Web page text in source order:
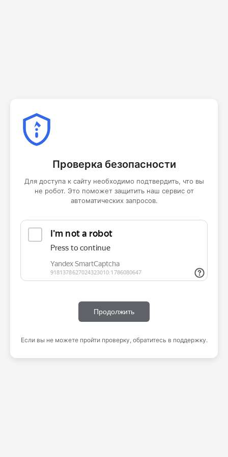
Проверка безопасности
Для доступа к сайту необходимо подтвердить, что вы
не робот. Это поможет защитить наш сервис от
автоматических запросов.
Продолжить
Если вы не можете пройти проверку, обратитесь в поддержку.